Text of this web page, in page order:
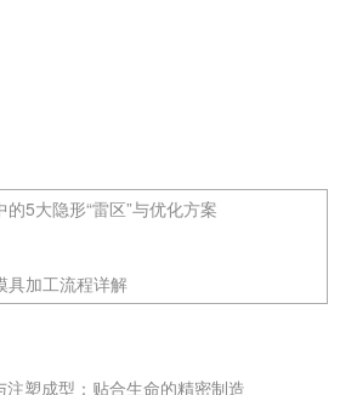
5大隐形“雷区”与优化方案
具加工流程详解
塑成型：贴合生命的精密制造